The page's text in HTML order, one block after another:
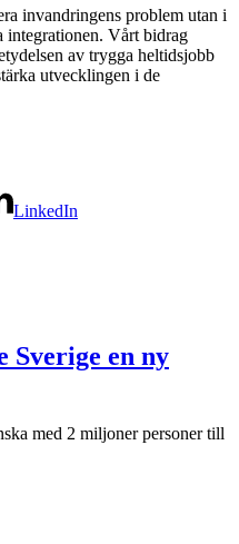
invandringens problem utan i
integrationen. Vårt bidrag
av trygga heltidsjobb
utvecklingen i de
LinkedIn
en ny
med 2 miljoner personer till